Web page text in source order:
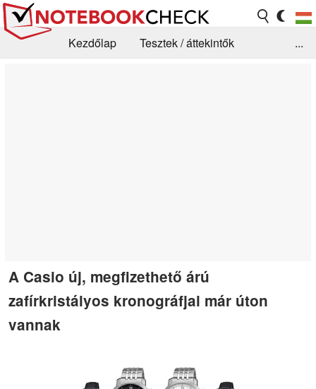
Kezdőlap
Tesztek / áttekintők
...
A Casio új, megfizethető árú
zafírkristályos kronográfjai már úton
vannak